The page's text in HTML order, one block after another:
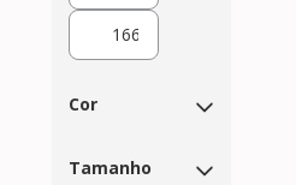
Cor
Tamanho